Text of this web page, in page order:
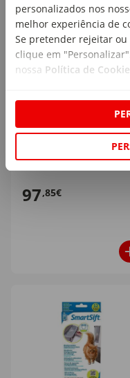
personalizados nos
melhor experiência de
Se pretender rejeitar ou
clique em
nossa Política de
Caixa de Areia para
emb. 1 un
97,85€